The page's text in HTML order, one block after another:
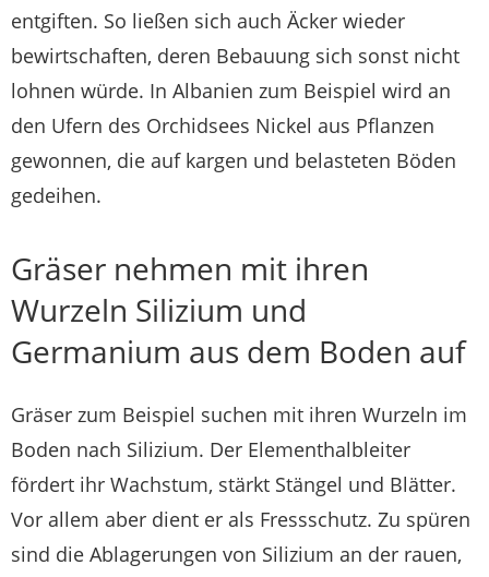
entgiften. So ließen sich auch Äcker wieder
bewirtschaften, deren Bebauung sich sonst nicht
lohnen würde. In Albanien zum Beispiel wird an
den Ufern des Orchidsees Nickel aus Pflanzen
gewonnen, die auf kargen und belasteten Böden
gedeihen.
Gräser nehmen mit ihren
Wurzeln Silizium und
Germanium aus dem Boden auf
Gräser zum Beispiel suchen mit ihren Wurzeln im
Boden nach Silizium. Der Elementhalbleiter
fördert ihr Wachstum, stärkt Stängel und Blätter.
Vor allem aber dient er als Fressschutz. Zu spüren
sind die Ablagerungen von Silizium an der rauen,